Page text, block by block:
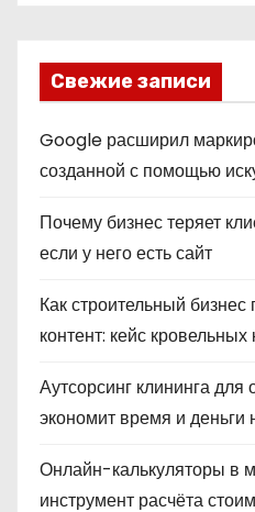
Свежие записи
Google расширил
созданной с помощью
Почему бизнес теряет
если у него есть сайт
Как строительный бизнес
контент: кейс
Аутсорсинг клининга для
экономит время и деньги
Онлайн-калькуляторы в
инструмент расчёта